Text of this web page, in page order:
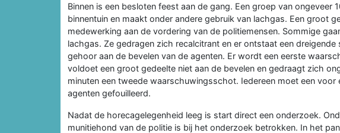
Binnen is een besloten feest aan de gang. Een groep van ongeveer
binnentuin en maakt onder andere gebruik van lachgas. Een groot
medewerking aan de vordering van de politiemensen. Sommige
lachgas. Ze gedragen zich recalcitrant en er ontstaat een
gehoor aan de bevelen van de agenten. Er wordt een eerste
voldoet een groot gedeelte niet aan de bevelen en gedraagt zich
minuten een tweede waarschuwingsschot. Iedereen moet een
agenten gefouilleerd.
Nadat de horecagelegenheid leeg is start direct een onderzoek.
munitiehond van de politie is bij het onderzoek betrokken. In het